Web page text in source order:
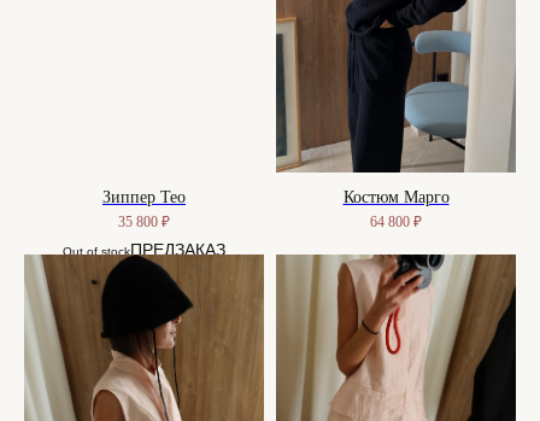
Зиппер Тео
35 800 ₽
Out of stock
Костюм Марго
64 800 ₽